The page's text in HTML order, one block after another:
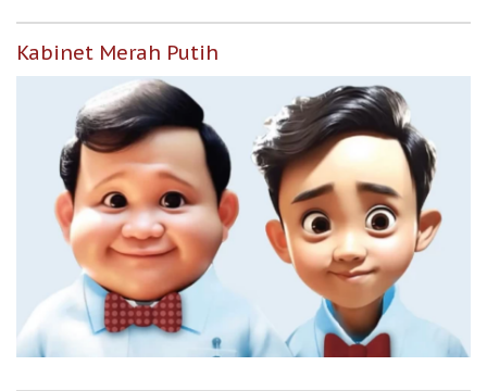
Kabinet Merah Putih